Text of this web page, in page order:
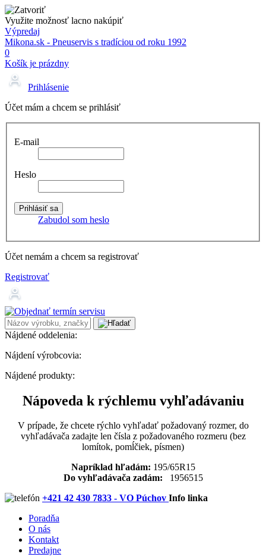
Využite možnosť lacno nakúpiť
Výpredaj
Mikona.sk - Pneuservis s tradíciou od roku 1992
0
Košík je prázdny
Prihlásenie
Účet mám a chcem se prihlásiť
E-mail
Heslo
Zabudol som heslo
Účet nemám a chcem sa registrovať
Registrovať
Nájdené oddelenia:
Nájdení výrobcovia:
Nájdené produkty:
Nápoveda k rýchlemu vyhľadávaniu
V prípade, že chcete rýchlo vyhľadať požadovaný rozmer, do
vyhľadávača zadajte len čísla z požadovaného rozmeru (bez
lomítok, pomĺčiek, písmen)
Napríklad hľadám: 195/65R15
Do vyhľadávača zadám: 1956515
+421 42 430 7833 - VO Púchov Info linka
Poradňa
O nás
Kontakt
Predajne